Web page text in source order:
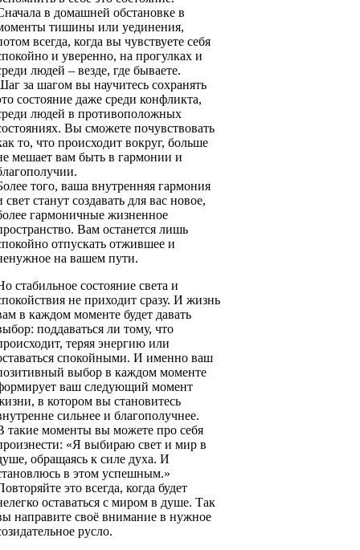
в домашней обстановке в
тишины или уединения,
всегда, когда вы чувствуете себя
и уверенно, на прогулках и
людей – везде, где бываете.
за шагом вы научитесь сохранять
состояние даже среди конфликта,
людей в противоположных
Вы сможете почувствовать
то, что происходит вокруг, больше
мешает вам быть в гармонии и
того, ваша внутренняя гармония
свет станут создавать для вас новое,
гармоничные жизненное
Вам останется лишь
отпускать отжившее и
на вашем пути.
стабильное состояние света и
не приходит сразу. И жизнь
в каждом моменте будет давать
поддаваться ли тому, что
теряя энергию или
спокойными. И именно ваш
выбор в каждом моменте
ваш следующий момент
в котором вы становитесь
сильнее и благополучнее.
такие моменты вы можете про себя
«Я выбираю свет и мир в
обращаясь к силе духа. И
в этом успешным.»
это всегда, когда будет
оставаться с миром в душе. Так
направите своё внимание в нужное
русло.